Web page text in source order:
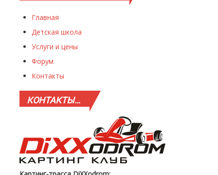
Главная
Детская школа
Услуги и цены
Форум
Контакты
КОНТАКТЫ…